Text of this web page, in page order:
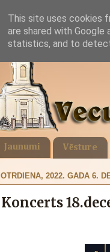
Jaunumi Vēsture
OTRDIENA, 2022. GADA 6.
Koncerts
This site uses cookies
are shared with
statistics, and to